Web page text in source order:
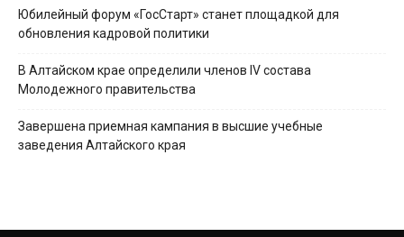
Юбилейный форум «ГосСтарт» станет площадкой для
обновления кадровой политики
В Алтайском крае определили членов IV состава
Молодежного правительства
Завершена приемная кампания в высшие учебные
заведения Алтайского края